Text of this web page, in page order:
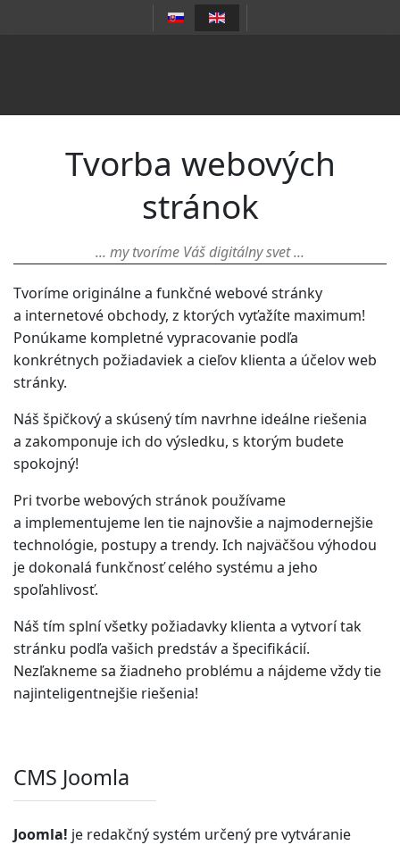
Tvorba webových
stránok
... my tvoríme Váš digitálny svet ...
Tvoríme originálne a funkčné webové stránky
a internetové obchody, z ktorých vyťažíte maximum!
Ponúkame kompletné vypracovanie podľa
konkrétnych požiadaviek a cieľov klienta a účelov web
stránky.
Náš špičkový a skúsený tím navrhne ideálne riešenia
a zakomponuje ich do výsledku, s ktorým budete
spokojný!
Pri tvorbe webových stránok používame
a implementujeme len tie najnovšie a najmodernejšie
technológie, postupy a trendy. Ich najväčšou výhodou
je dokonalá funkčnosť celého systému a jeho
spoľahlivosť.
Náš tím splní všetky požiadavky klienta a vytvorí tak
stránku podľa vašich predstáv a špecifikácií.
Nezľakneme sa žiadneho problému a nájdeme vždy tie
najinteligentnejšie riešenia!
CMS Joomla
Joomla! je redakčný systém určený pre vytváranie